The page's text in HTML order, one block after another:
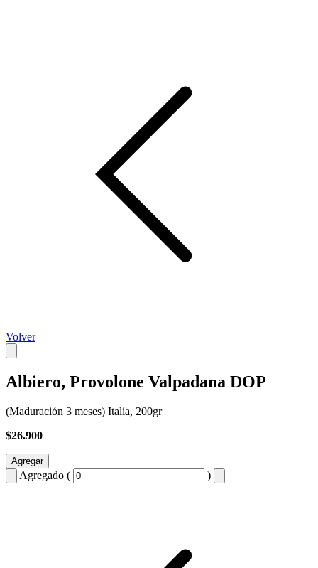
Volver
Albiero, Provolone Valpadana DOP
(Maduración 3 meses) Italia, 200gr
$26.900
Agregar
Agregado ( )